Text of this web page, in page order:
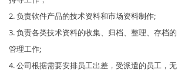
2. 负责软件产品的技术资料和市场资料制作;
3. 负责各类技术资料的收集、归档、整理、存档的
管理工作;
4. 公司根据需要安排员工出差，受派遣的员工，无